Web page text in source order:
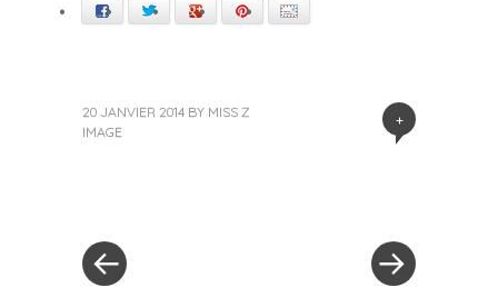
Facebook Twitter Google+ Pinterest
+
20 JANVIER 2014 BY MISS Z
IMAGE